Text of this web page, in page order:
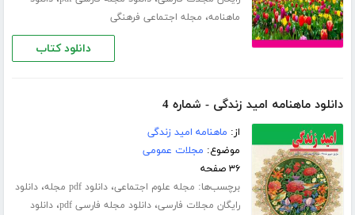
ماهنامه، مجله اجتماعی فرهنگی
دانلود کتاب
دانلود ماهنامه امید زندگی - شماره 4
از: ماهنامه امید زندگی
موضوع: مجلات عمومی
۳۶ صفحه
برچسب‌ها: مجله علوم اجتماعی،دانلود pdf مجله ،دانلود
رایگان مجلات فارسی،دانلود مجله فارسی pdf ،دانلود